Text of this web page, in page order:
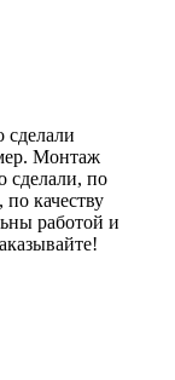
сделали
Монтаж
сделали, по
качеству
работой и